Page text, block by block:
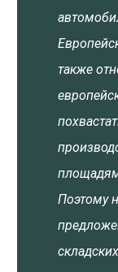
также
Поэтому